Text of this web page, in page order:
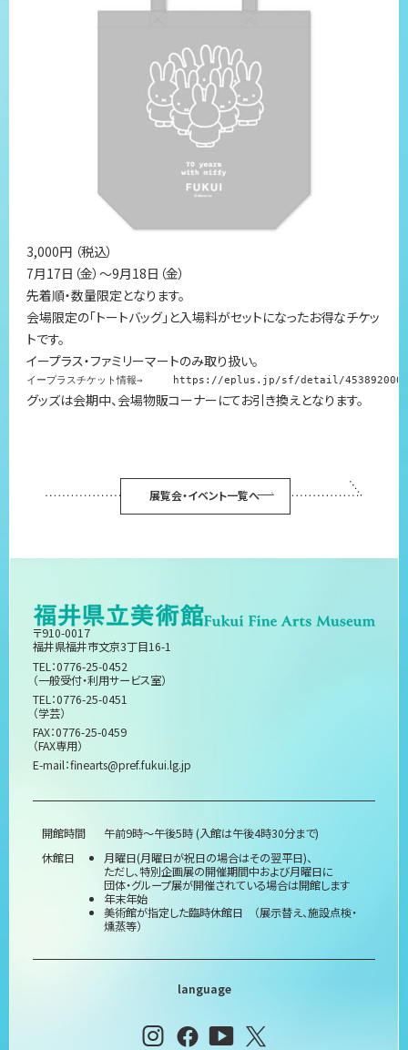
3,000円 （税込）
7月17日（金）～9月18日（金）
先着順・数量限定となります。
会場限定の「トートバッグ」と入場料がセットになったお得なチケッ
トです。
イープラス・ファミリーマートのみ取り扱い。
イープラスチケット情報⇒ https://eplus.jp/sf/detail/4538920001-
グッズは会期中、会場物販コーナーにてお引き換えとなります。
展覧会・イベント一覧へ
〒910-0017
福井県福井市文京3丁目16-1
TEL：0776-25-0452
（一般受付・利用サービス室）
TEL：0776-25-0451
（学芸）
FAX：0776-25-0459
（FAX専用）
E-mail：finearts@pref.fukui.lg.jp
開館時間
午前9時～午後5時 (入館は午後4時30分まで)
休館日
月曜日(月曜日が祝日の場合はその翌平日)、
ただし、特別企画展の開催期間中および月曜日に
団体・グループ展が開催されている場合は開館します
年末年始
美術館が指定した臨時休館日 （展示替え、施設点検・
燻蒸等）
language